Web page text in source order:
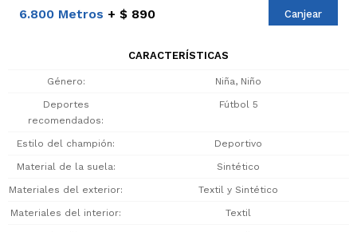
6.800 Metros $ 890 Canjear
CARACTERÍSTICAS
Género Niña, Niño
Deportes
recomendados
Fútbol 5
Estilo del champión Deportivo
Material de la suela Sintético
Materiales del exterior Textil y Sintético
Materiales del interior Textil